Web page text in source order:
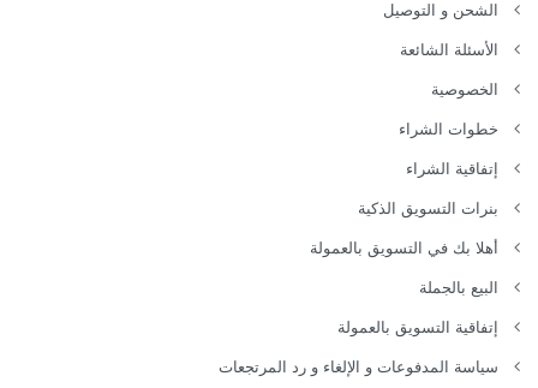
الشحن و التوصيل
الأسئلة الشائعة
الخصوصية
خطوات الشراء
إتفاقية الشراء
بنرات التسويق الذكية
أهلا بك في التسويق بالعمولة
البيع بالجملة
إتفاقية التسويق بالعمولة
سياسة المدفوعات و الإلغاء و رد المرتجعات